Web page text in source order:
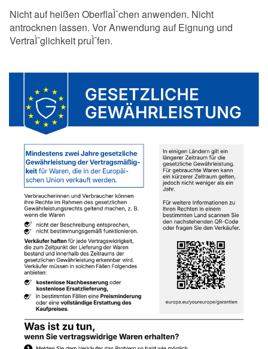
Nicht auf heißen OberflaÌˆchen anwenden. Nicht
antrocknen lassen. Vor Anwendung auf Eignung und
VertraÌˆglichkeit pruÌˆfen.